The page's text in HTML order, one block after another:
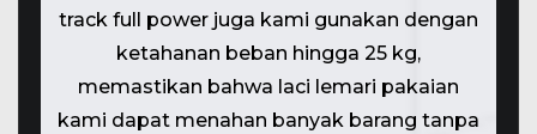
track full power juga kami gunakan dengan
ketahanan beban hingga 25 kg,
memastikan bahwa laci lemari pakaian
kami dapat menahan banyak barang tanpa